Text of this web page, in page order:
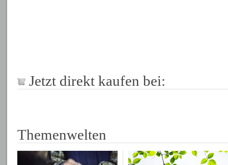
Jetzt direkt kaufen bei:
Themenwelten